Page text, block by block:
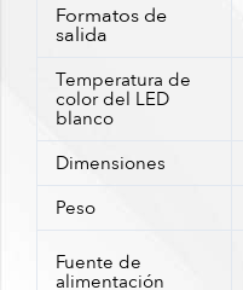
Formatos de
salida
Temperatura de
color del LED
blanco
Dimensiones
Peso
Fuente de
alimentación